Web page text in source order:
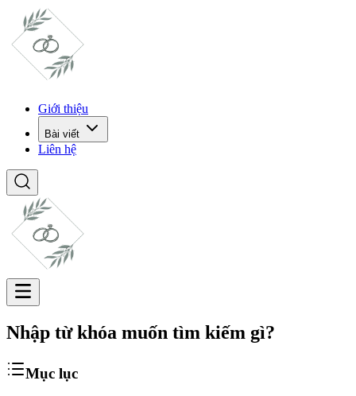
Giới thiệu
Bài viết
Liên hệ
Nhập từ khóa muốn tìm kiếm gì?
Mục lục